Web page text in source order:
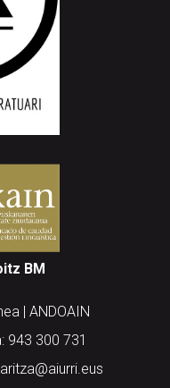
BM
| ANDOAIN
943 300 731